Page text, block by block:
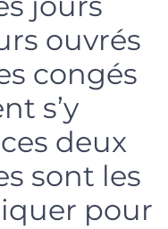
ouvrés
congés
s’y
deux
sont les
pour